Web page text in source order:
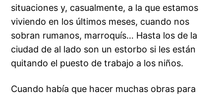
situaciones y, casualmente, a la que estamos
viviendo en los últimos meses, cuando nos
sobran rumanos, marroquís… Hasta los de la
ciudad de al lado son un estorbo si les están
quitando el puesto de trabajo a los niños.
Cuando había que hacer muchas obras para